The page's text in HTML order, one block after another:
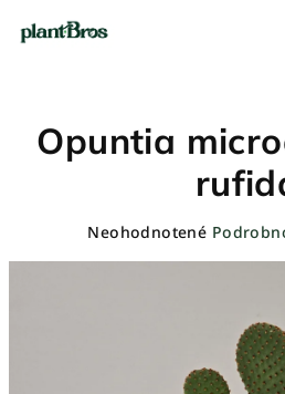
Opuntia
Priemerné
Neohodnotené